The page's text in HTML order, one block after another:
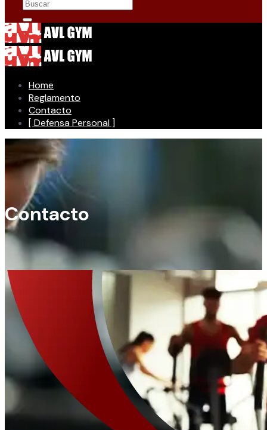
Home
Reglamento
Contacto
[ Defensa Personal ]
Contacto